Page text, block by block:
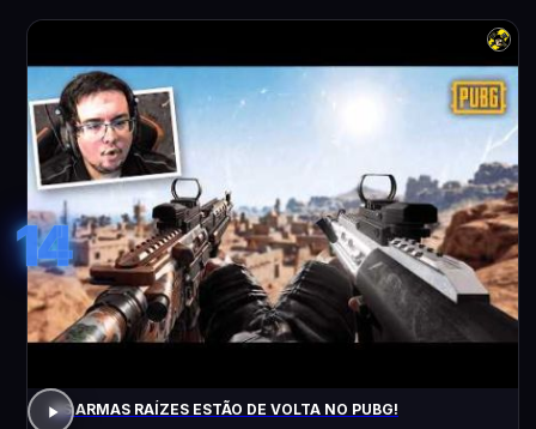
14
AS ARMAS RAÍZES ESTÃO DE VOLTA NO PUBG!